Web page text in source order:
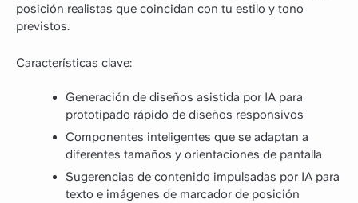
posición realistas que coincidan con tu estilo y tono
previstos.
Características clave:
Generación de diseños asistida por IA para
prototipado rápido de diseños responsivos
Componentes inteligentes que se adaptan a
diferentes tamaños y orientaciones de pantalla
Sugerencias de contenido impulsadas por IA para
texto e imágenes de marcador de posición